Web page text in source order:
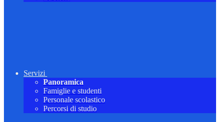
Servizi
Panoramica
Famiglie e studenti
Personale scolastico
Percorsi di studio